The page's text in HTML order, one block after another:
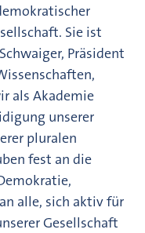
Sie ist
Präsident
als Akademie
unserer
pluralen
fest an die
alle, sich aktiv für
Gesellschaft